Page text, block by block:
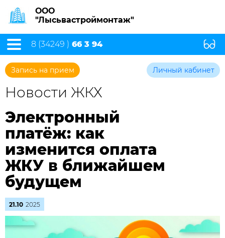
ООО
"Лысьвастроймонтаж"
8 (34249 ) 66 3 94
Запись на прием Личный кабинет
Новости ЖКХ
Электронный
платёж: как
изменится оплата
ЖКУ в ближайшем
будущем
21.10 2025